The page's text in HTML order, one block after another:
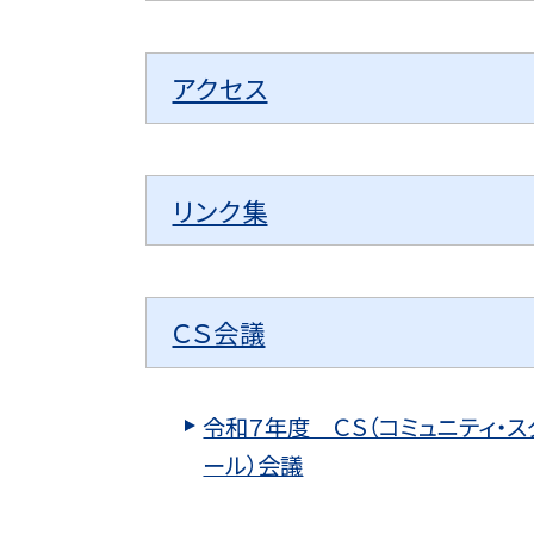
アクセス
リンク集
ＣＳ会議
令和７年度 ＣＳ（コミュニティ・ス
ール）会議